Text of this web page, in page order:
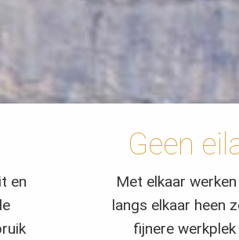
en
Geen
Met elkaar
langs elkaar heen
fijnere